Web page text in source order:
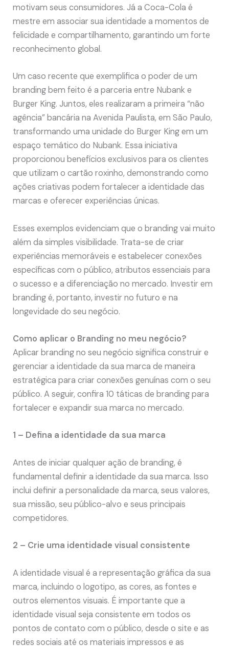
motivam seus consumidores. Já a Coca-Cola é
mestre em associar sua identidade a momentos de
felicidade e compartilhamento, garantindo um forte
reconhecimento global.
Um caso recente que exemplifica o poder de um
branding bem feito é a parceria entre Nubank e
Burger King. Juntos, eles realizaram a primeira “não
agência” bancária na Avenida Paulista, em São Paulo,
transformando uma unidade do Burger King em um
espaço temático do Nubank. Essa iniciativa
proporcionou benefícios exclusivos para os clientes
que utilizam o cartão roxinho, demonstrando como
ações criativas podem fortalecer a identidade das
marcas e oferecer experiências únicas.
Esses exemplos evidenciam que o branding vai muito
além da simples visibilidade. Trata-se de criar
experiências memoráveis ​​e estabelecer conexões
específicas com o público, atributos essenciais para
o sucesso e a diferenciação no mercado. Investir em
branding é, portanto, investir no futuro e na
longevidade do seu negócio.
Como aplicar o Branding no meu negócio?
Aplicar branding no seu negócio significa construir e
gerenciar a identidade da sua marca de maneira
estratégica para criar conexões genuínas com o seu
público. A seguir, confira 10 táticas de branding para
fortalecer e expandir sua marca no mercado.
1 – Defina a identidade da sua marca
Antes de iniciar qualquer ação de branding, é
fundamental definir a identidade da sua marca. Isso
inclui definir a personalidade da marca, seus valores,
sua missão, seu público-alvo e seus principais
competidores.
2 – Crie uma identidade visual consistente
A identidade visual é a representação gráfica da sua
marca, incluindo o logotipo, as cores, as fontes e
outros elementos visuais. É importante que a
identidade visual seja consistente em todos os
pontos de contato com o público, desde o site e as
redes sociais até os materiais impressos e as